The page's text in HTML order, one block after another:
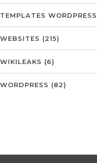
TEMPLATES WORDPRESS
WEBSITES (215)
WIKILEAKS (6)
WORDPRESS (82)